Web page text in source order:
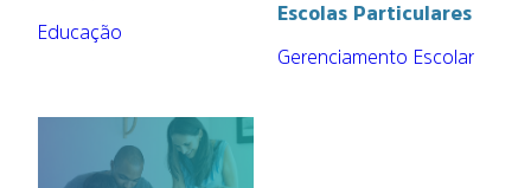
Educação
Escolas Particulares
Gerenciamento Escolar